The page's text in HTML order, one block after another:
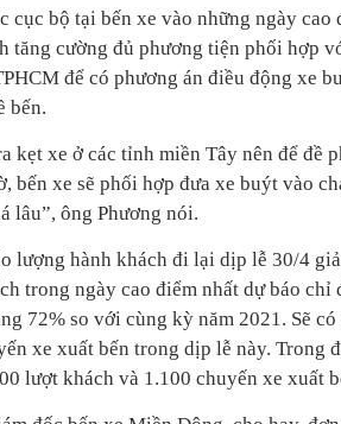
cục bộ tại bến xe vào những ngày cao
tăng cường đủ phương tiện phối hợp
để có phương án điều động xe
bến.
kẹt xe ở các tỉnh miền Tây nên để đề
bến xe sẽ phối hợp đưa xe buýt vào
lâu”, ông Phương nói.
lượng hành khách đi lại dịp lễ 30/4
trong ngày cao điểm nhất dự báo chỉ
72% so với cùng kỳ năm 2021. Sẽ
xe xuất bến trong dịp lễ này. Trong
lượt khách và 1.100 chuyến xe xuất